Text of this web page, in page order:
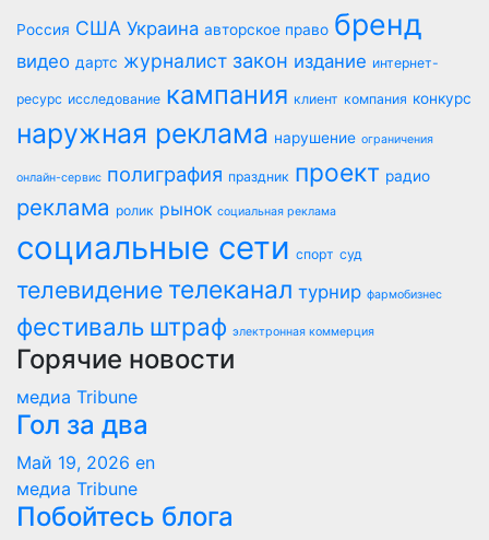
Россия США Украина авторское право бренд
видео дартс журналист закон издание интернет-
ресурс исследование кампания клиент компания конкурс
наружная реклама нарушение ограничения
онлайн-сервис полиграфия праздник проект радио
реклама ролик рынок социальная реклама
социальные сети спорт суд
телевидение телеканал турнир фармобизнес
фестиваль штраф электронная коммерция
Горячие новости
медиа Tribune
Гол за два
Май 19, 2026 en
медиа Tribune
Побойтесь блога